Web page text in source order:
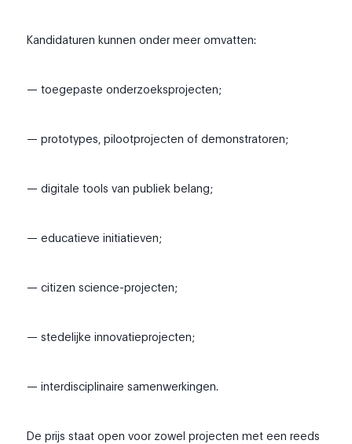
Kandidaturen kunnen onder meer omvatten:
— toegepaste onderzoeksprojecten;
— prototypes, pilootprojecten of demonstratoren;
— digitale tools van publiek belang;
— educatieve initiatieven;
— citizen science-projecten;
— stedelijke innovatieprojecten;
— interdisciplinaire samenwerkingen.
De prijs staat open voor zowel projecten met een reeds